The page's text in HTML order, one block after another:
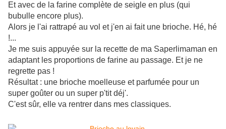
Et avec de la farine complète de seigle en plus (qui
bubulle encore plus).
Alors je l'ai rattrapé au vol et j'en ai fait une brioche. Hé, hé
!...
Je me suis appuyée sur la recette de ma Saperlimaman en
adaptant les proportions de farine au passage. Et je ne
regrette pas !
Résultat : une brioche moelleuse et parfumée pour un
super goûter ou un super p'tit déj'.
C'est sûr, elle va rentrer dans mes classiques.